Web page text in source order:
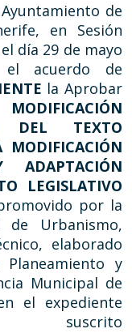
de
en Sesión
día 29 de mayo
acuerdo de
la Aprobar
TEXTO
MODIFICACIÓN
LEGISLATIVO
por la
de Urbanismo,
elaborado
y
Municipal de
el expediente
suscrito